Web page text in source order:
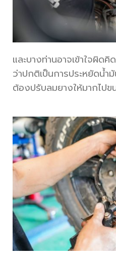
และบางท่านอาจเข้าใจผิด
ว่าปกติเป็นการประหยัดน้
ต้องปรับลมยางให้มากไปข